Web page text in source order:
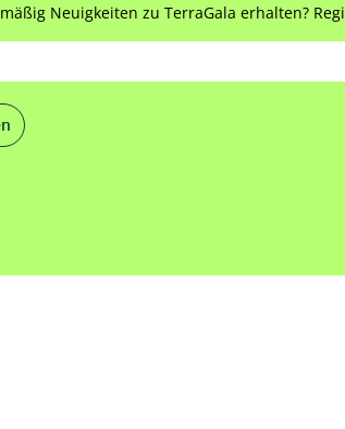
Neuigkeiten zu TerraGala erhalten?